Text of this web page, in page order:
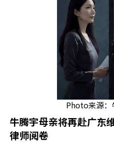
Photo来源：
牛腾宇母亲将再赴广东
律师阅卷